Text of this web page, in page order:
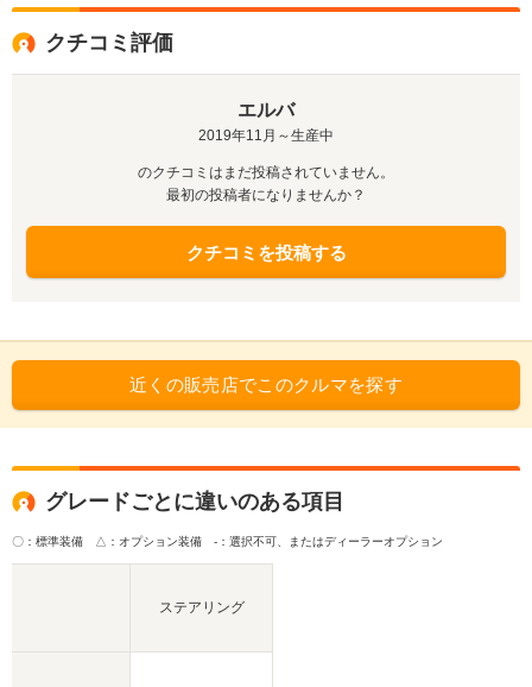
クチコミ評価
エルバ
2019年11月～生産中
のクチコミはまだ投稿されていません。
最初の投稿者になりませんか？
クチコミを投稿する
近くの販売店でこのクルマを探す
グレードごとに違いのある項目
〇：標準装備 △：オプション装備 -：選択不可、またはディーラーオプション
ステアリング